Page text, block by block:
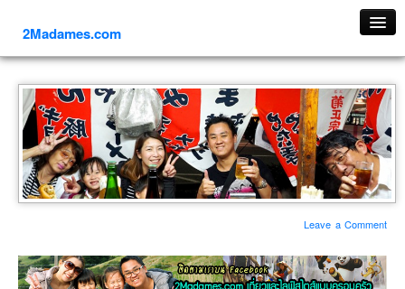
2Madames.com
ภาคเหนือ
ภาคใต้
ภาคตะวันออก
ภาคกลาง
ทริปต่างประเทศ
Leave a Comment